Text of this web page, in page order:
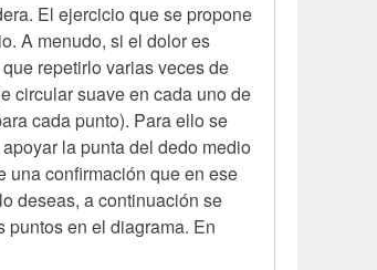
El ejercicio que se propone
A menudo, si el dolor es
repetirlo varias veces de
circular suave en cada uno de
cada punto). Para ello se
la punta del dedo medio
una confirmación que en ese
deseas, a continuación se
en el diagrama. En